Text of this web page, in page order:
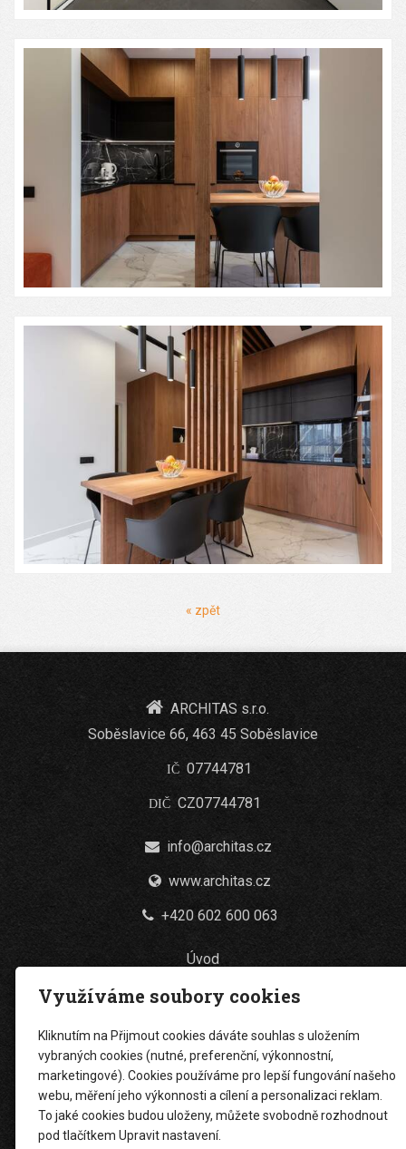
« zpět
ARCHITAS s.r.o.
Soběslavice 66, 463 45 Soběslavice
IČ 07744781
DIČ CZ07744781
info@architas.cz
www.architas.cz
+420 602 600 063
Úvod
Projekce a inženýring
Stavební činnost
Zemní práce
Nákladní doprava
Reference
Využíváme soubory cookies
Kliknutím na Přijmout cookies dáváte souhlas s uložením
vybraných cookies (nutné, preferenční, výkonnostní,
marketingové). Cookies používáme pro lepší fungování našeho
webu, měření jeho výkonnosti a cílení a personalizaci reklam.
To jaké cookies budou uloženy, můžete svobodně rozhodnout
pod tlačítkem Upravit nastavení.